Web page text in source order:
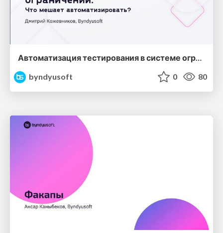
Автоматизация тестирования в системе ограничений
byndyusoft
0 80